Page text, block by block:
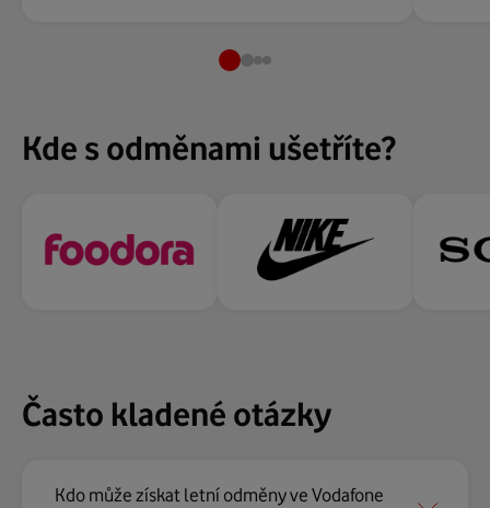
Strana
Strana
Strana
Strana
Kde s odměnami ušetříte?
Často kladené otázky
Kdo může získat letní odměny ve Vodafone